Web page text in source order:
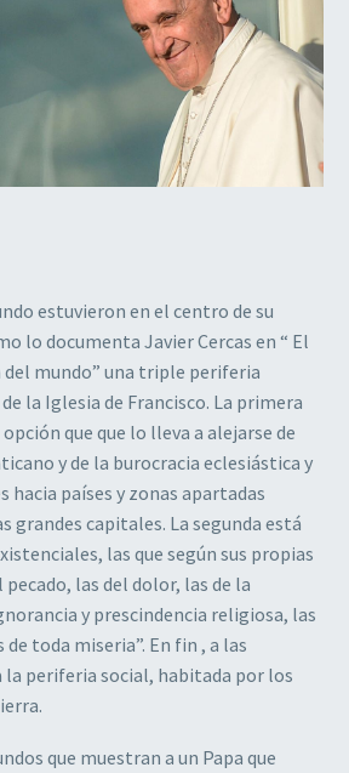
estuvieron en el centro de su
lo documenta Javier Cercas en “ El
del mundo” una triple periferia
la Iglesia de Francisco. La primera
que que lo lleva a alejarse de
y de la burocracia eclesiástica y
hacia países y zonas apartadas
grandes capitales. La segunda está
las que según sus propias
las del dolor, las de la
y prescindencia religiosa, las
toda miseria”. En fin , a las
la periferia social, habitada por los
que muestran a un Papa que